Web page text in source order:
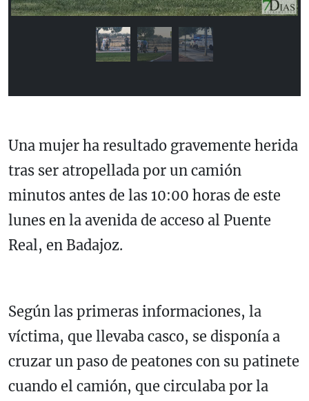
Una mujer ha resultado gravemente herida
tras ser atropellada por un camión
minutos antes de las 10:00 horas de este
lunes en la avenida de acceso al Puente
Real, en Badajoz.
Según las primeras informaciones, la
víctima, que llevaba casco, se disponía a
cruzar un paso de peatones con su patinete
cuando el camión, que circulaba por la